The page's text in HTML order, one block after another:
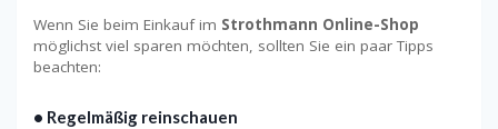
Wenn Sie beim Einkauf im Strothmann Online-Shop
möglichst viel sparen möchten, sollten Sie ein paar Tipps
beachten:
• Regelmäßig reinschauen